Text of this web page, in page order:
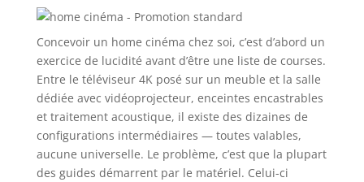
Concevoir un home cinéma chez soi, c’est d’abord un
exercice de lucidité avant d’être une liste de courses.
Entre le téléviseur 4K posé sur un meuble et la salle
dédiée avec vidéoprojecteur, enceintes encastrables
et traitement acoustique, il existe des dizaines de
configurations intermédiaires — toutes valables,
aucune universelle. Le problème, c’est que la plupart
des guides démarrent par le matériel. Celui-ci